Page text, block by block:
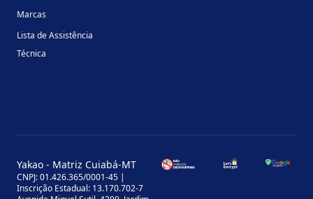
Marcas
Lista de Assistência
Técnica
Yakao - Matriz Cuiabá-MT
CNPJ: 01.426.365/0001-45 |
Inscrição Estadual: 13.170.702-7